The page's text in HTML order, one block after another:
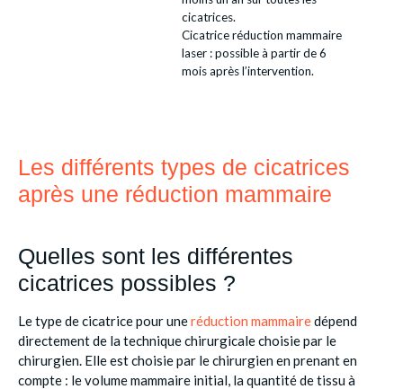
cicatrices.
Cicatrice réduction mammaire
laser : possible à partir de 6
mois après l’intervention.
Les différents types de cicatrices
après une réduction mammaire
Quelles sont les différentes
cicatrices possibles ?
Le type de cicatrice pour uneréduction mammairedépend
directement de la technique chirurgicale choisie par le
chirurgien. Elle est choisie par le chirurgien en prenant en
compte : le volume mammaire initial, la quantité de tissu à